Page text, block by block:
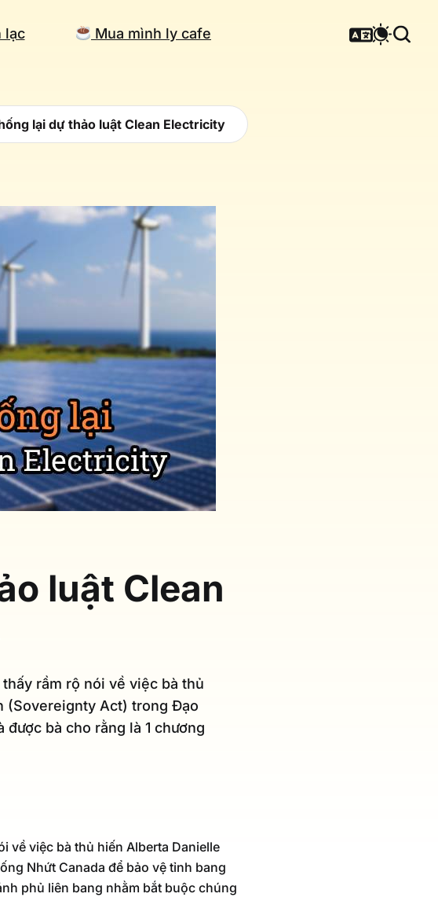
lạc Mua mình ly cafe
lại dự thảo luật Clean Electricity
luật Clean
rầm rộ nói về việc bà thủ
(Sovereignty Act) trong Đạo
bà cho rằng là 1 chương
về việc bà thủ hiến Alberta Danielle
Nhứt Canada để bảo vệ tỉnh bang
phủ liên bang nhằm bắt buộc chúng